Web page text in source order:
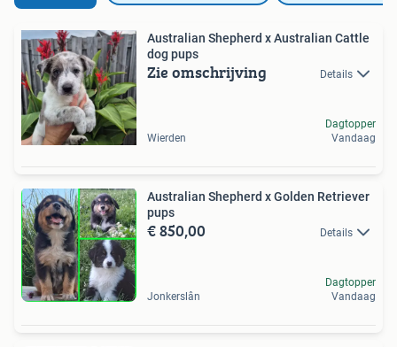
Australian Shepherd x Australian Cattle
dog pups
Zie omschrijving Details
Wierden
Dagtopper
Vandaag
Australian Shepherd x Golden Retriever
pups
€ 850,00 Details
Jonkerslân
Dagtopper
Vandaag